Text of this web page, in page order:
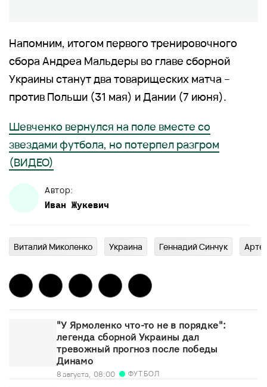
Напомним, итогом первого тренировочного
сбора Андреа Мальдеры во главе сборной
Украины станут два товарищеских матча –
против Польши (31 мая) и Дании (7 июня).
Шевченко вернулся на поле вместе со
звездами футбола, но потерпел разгром
(ВИДЕО)
Автор:
Иван Жукевич
Виталий Миколенко Украина Геннадий Синчук
"У Ярмоленко что-то не в порядке":
легенда сборной Украины дал
тревожный прогноз после победы
Динамо
8 августа, 08:00 ФУТБОЛ